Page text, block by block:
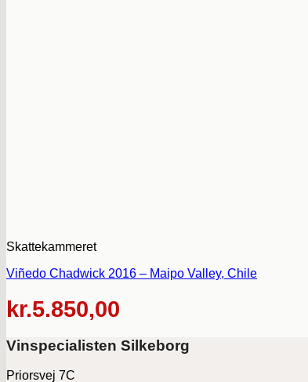
Skattekammeret
Viñedo Chadwick 2016 – Maipo Valley, Chile
kr.5.850,00
Vinspecialisten Silkeborg
Priorsvej 7C